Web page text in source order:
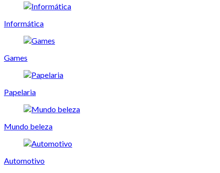
Informática
Games
Papelaria
Mundo beleza
Automotivo